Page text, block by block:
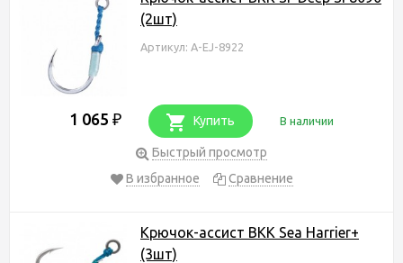
(2шт)
Артикул: A-EJ-8922
1 065 ₽ Купить В наличии
Быстрый просмотр
В избранное
Сравнение
Крючок-ассист BKK Sea Harrier+
(3шт)